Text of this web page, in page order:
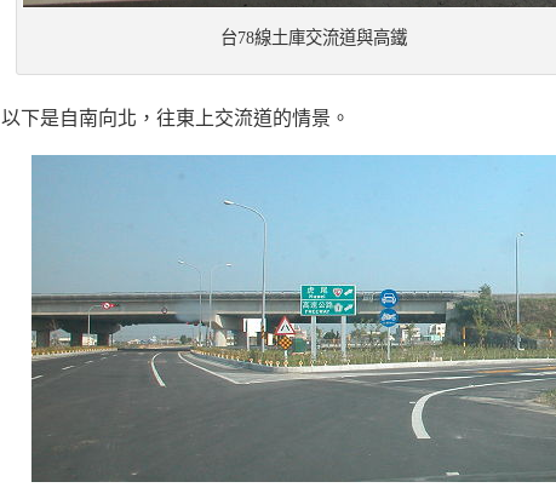
台78線土庫交流道與高鐵
以下是自南向北，往東上交流道的情景。